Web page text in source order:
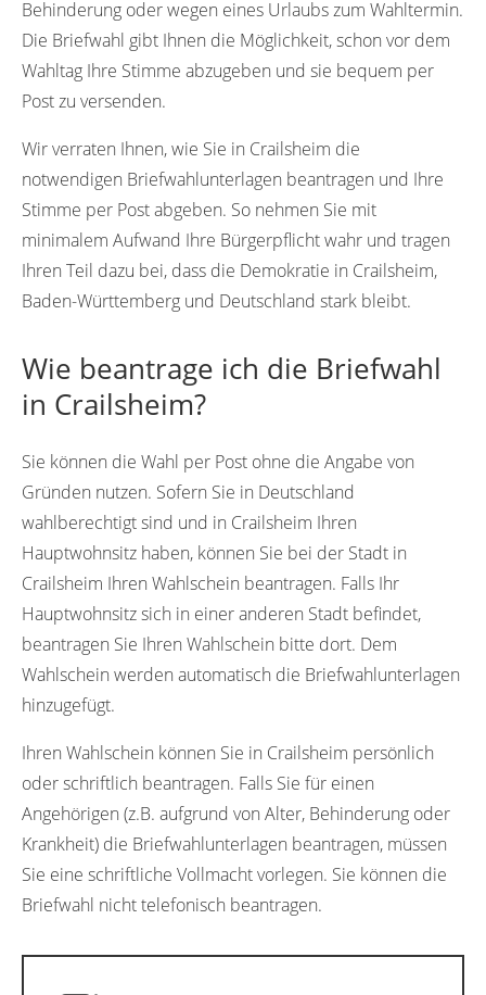
Behinderung oder wegen eines Urlaubs zum Wahltermin.
Die Briefwahl gibt Ihnen die Möglichkeit, schon vor dem
Wahltag Ihre Stimme abzugeben und sie bequem per
Post zu versenden.
Wir verraten Ihnen, wie Sie in Crailsheim die
notwendigen Briefwahlunterlagen beantragen und Ihre
Stimme per Post abgeben. So nehmen Sie mit
minimalem Aufwand Ihre Bürgerpflicht wahr und tragen
Ihren Teil dazu bei, dass die Demokratie in Crailsheim,
Baden-Württemberg und Deutschland stark bleibt.
Wie beantrage ich die Briefwahl
in Crailsheim?
Sie können die Wahl per Post ohne die Angabe von
Gründen nutzen. Sofern Sie in Deutschland
wahlberechtigt sind und in Crailsheim Ihren
Hauptwohnsitz haben, können Sie bei der Stadt in
Crailsheim Ihren Wahlschein beantragen. Falls Ihr
Hauptwohnsitz sich in einer anderen Stadt befindet,
beantragen Sie Ihren Wahlschein bitte dort. Dem
Wahlschein werden automatisch die Briefwahlunterlagen
hinzugefügt.
Ihren Wahlschein können Sie in Crailsheim persönlich
oder schriftlich beantragen. Falls Sie für einen
Angehörigen (z.B. aufgrund von Alter, Behinderung oder
Krankheit) die Briefwahlunterlagen beantragen, müssen
Sie eine schriftliche Vollmacht vorlegen. Sie können die
Briefwahl nicht telefonisch beantragen.